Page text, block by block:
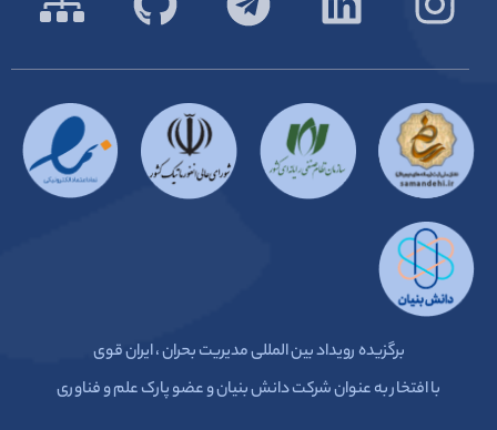
برگزیده رویداد بین المللی مدیریت بحران ، ایران قوی
با افتخار به عنوان شرکت دانش بنیان و عضو پارک علم و فناوری